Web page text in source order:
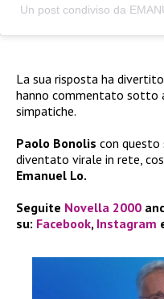
Un post condiviso da
La sua risposta ha
hanno commentato sotto
simpatiche.
Paolo Bonolis con questo
diventato virale in rete,
Emanuel Lo.
Seguite Novella 2000
su: Facebook, Instagram